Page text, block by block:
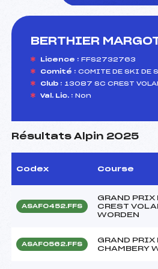
BERTHIER
Licence : FFS2732763
Comité : COMITE DE SKI DE
Club : 13087 SC CREST
Val. Lic. : Non
Résultats Alpin 2025
Codex Course
ASAF0452.FFS
GRAND PRIX
CREST
WORDEN
ASAF0562.FFS
GRAND PRIX
CHAMBERY